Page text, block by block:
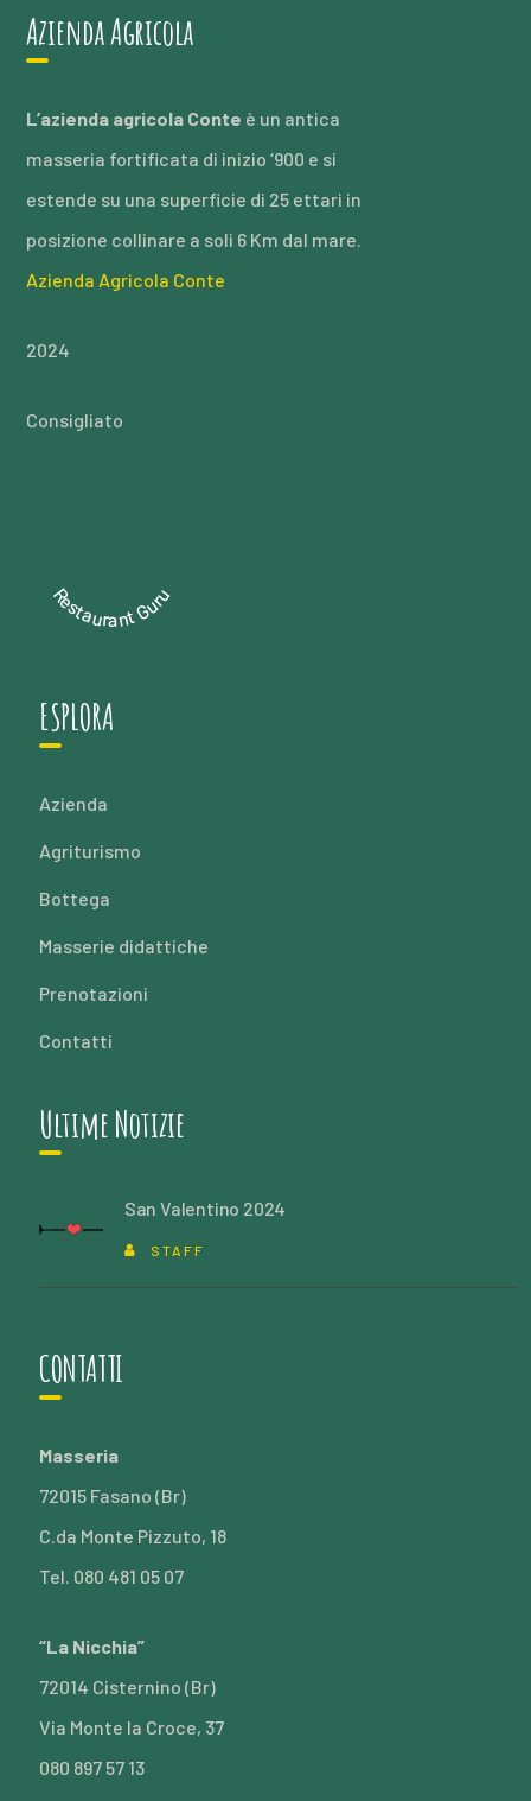
Azienda Agricola
L’azienda agricola Conte è un antica
masseria fortificata di inizio ‘900 e si
estende su una superficie di 25 ettari in
posizione collinare a soli 6 Km dal mare.
Azienda Agricola Conte
2024
Consigliato
Restaurant Guru
ESPLORA
Azienda
Agriturismo
Bottega
Masserie didattiche
Prenotazioni
Contatti
Ultime Notizie
San Valentino 2024
STAFF
CONTATTI
Masseria
72015 Fasano (Br)
C.da Monte Pizzuto, 18
Tel. 080 481 05 07
“La Nicchia”
72014 Cisternino (Br)
Via Monte la Croce, 37
080 897 57 13